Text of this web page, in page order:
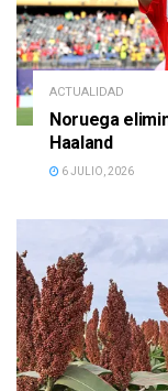
ACTUALIDAD
Noruega
Haaland
6 JULIO, 2026